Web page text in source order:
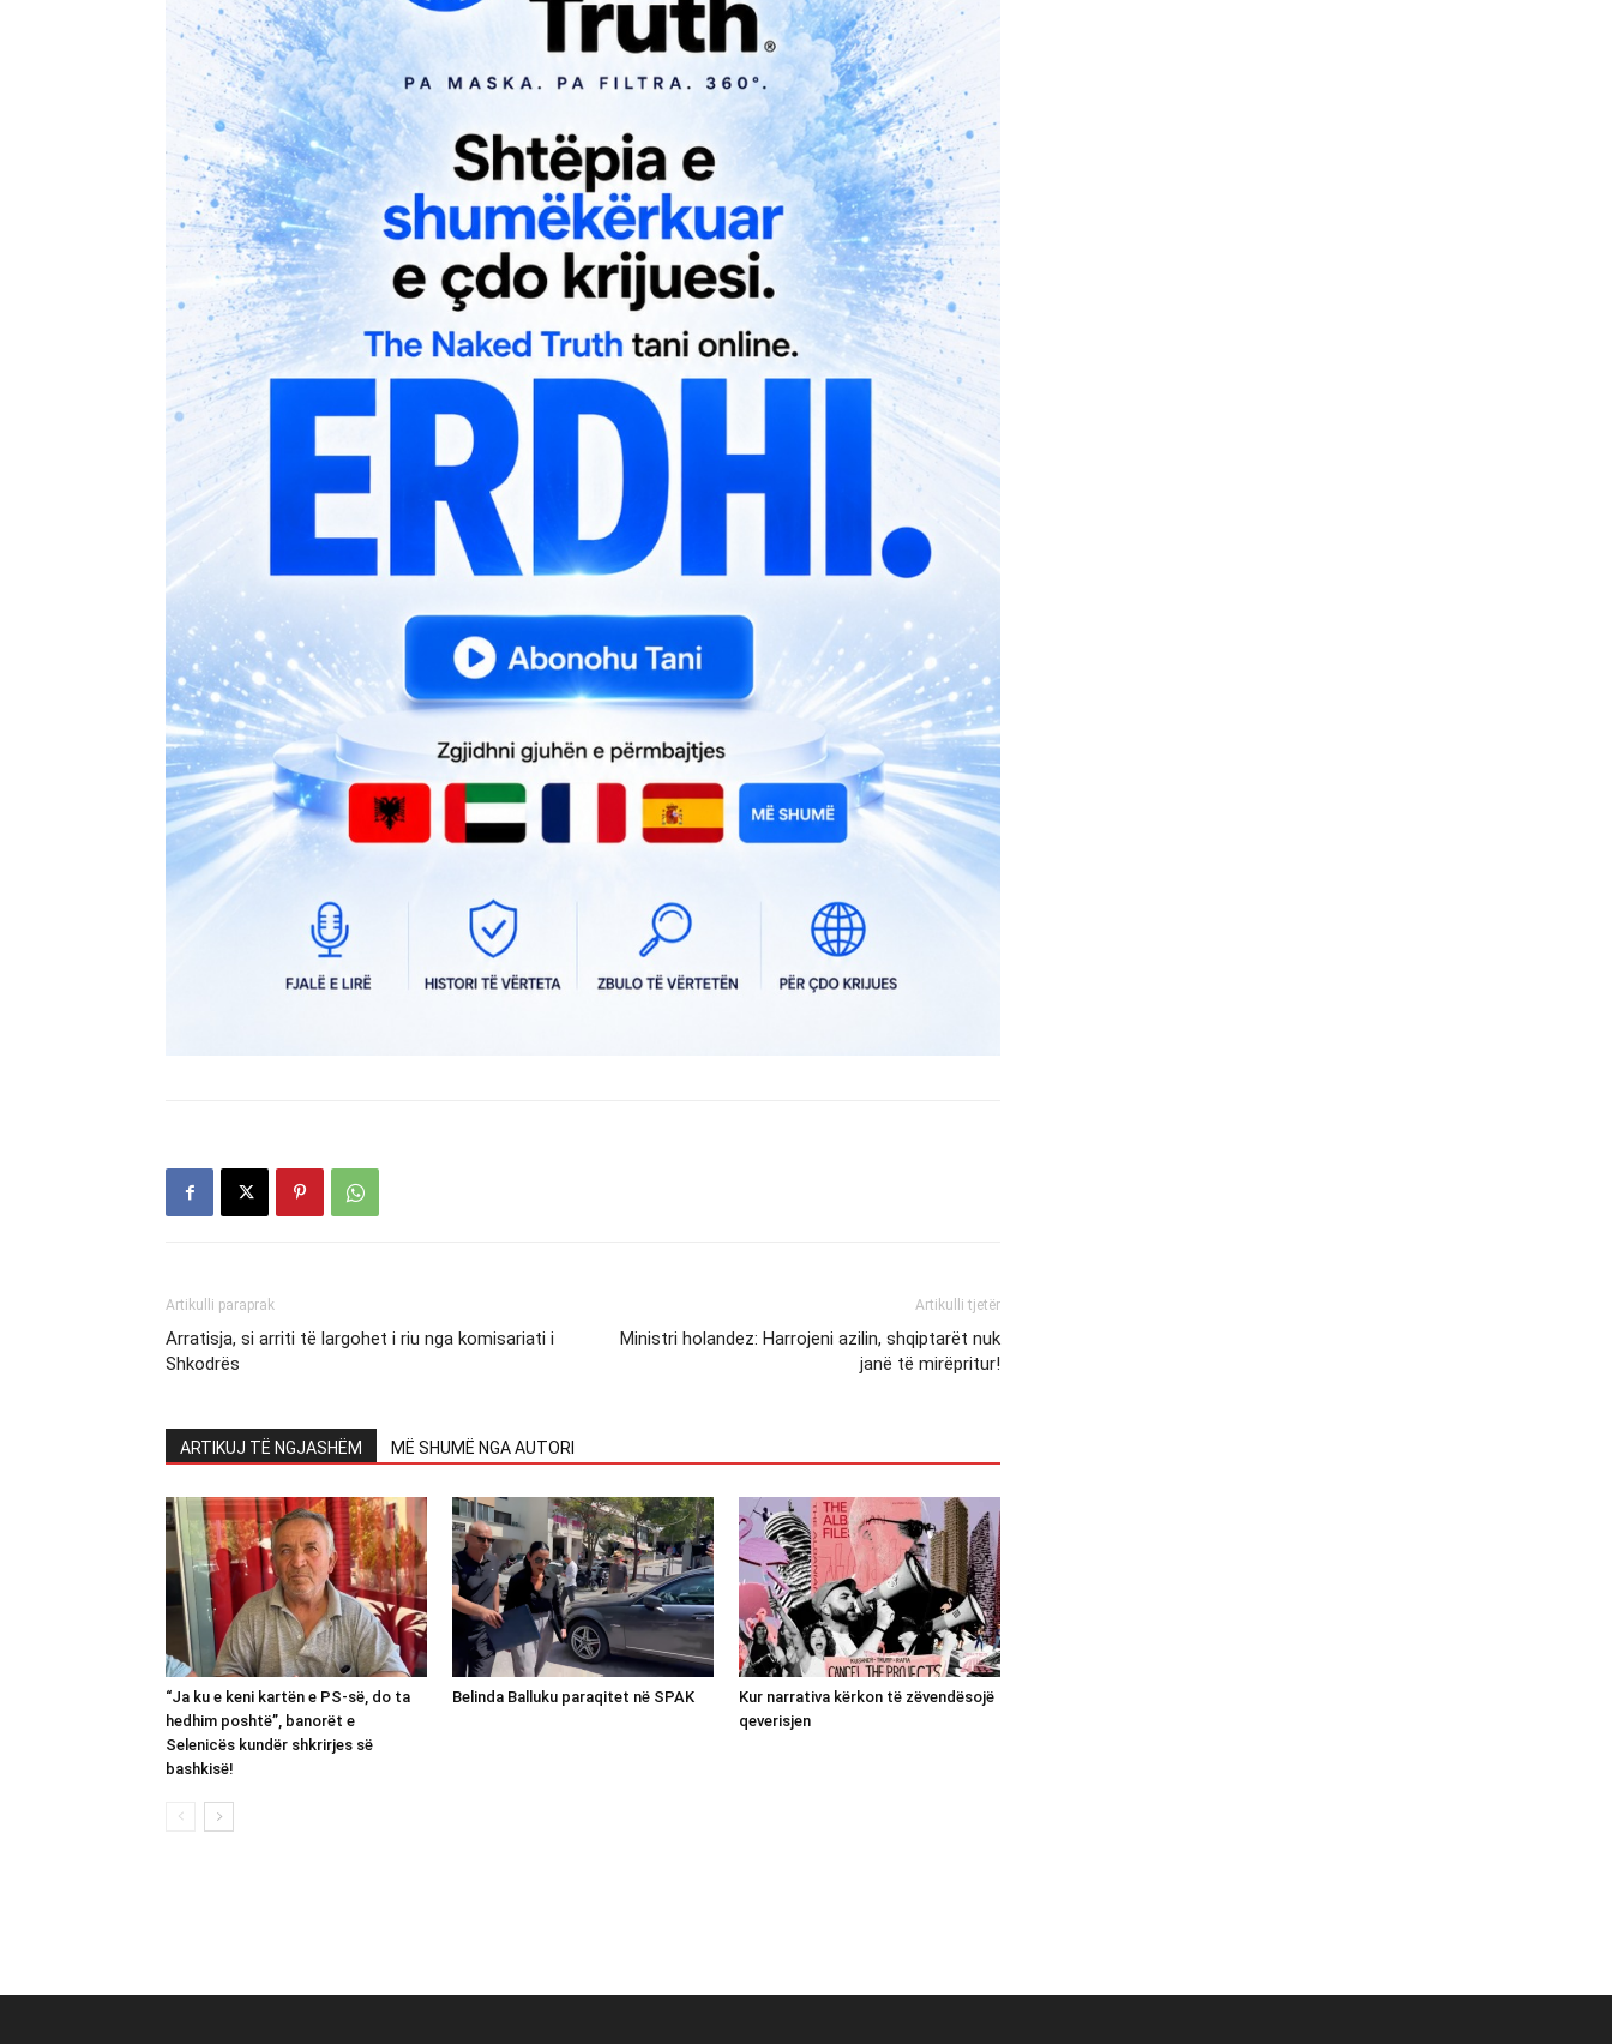
Artikulli paraprak
Arratisja, si arriti të largohet i riu nga komisariati i
Shkodrës
Artikulli tjetër
Ministri holandez: Harrojeni azilin, shqiptarët nuk
janë të mirëpritur!
ARTIKUJ TË NGJASHËM MË SHUMË NGA AUTORI
“Ja ku e keni kartën e PS-së, do ta
hedhim poshtë”, banorët e
Selenicës kundër shkrirjes së
bashkisë!
Belinda Balluku paraqitet në SPAK
Kur narrativa kërkon të zëvendësojë
qeverisjen